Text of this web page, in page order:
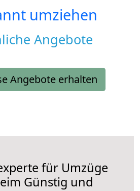
umziehen
Angebote
Angebote erhalten
für Umzüge
Günstig und